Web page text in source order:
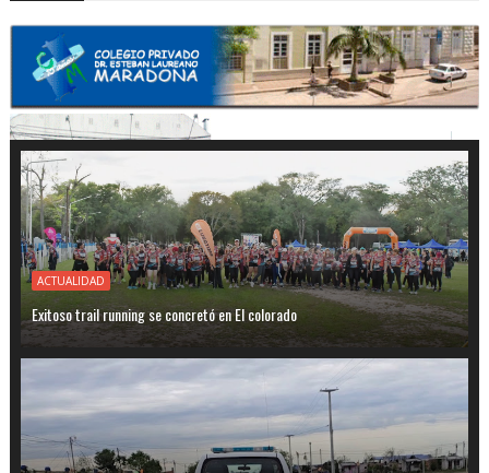
ACTUALIDAD
Exitoso trail running se concretó en El colorado